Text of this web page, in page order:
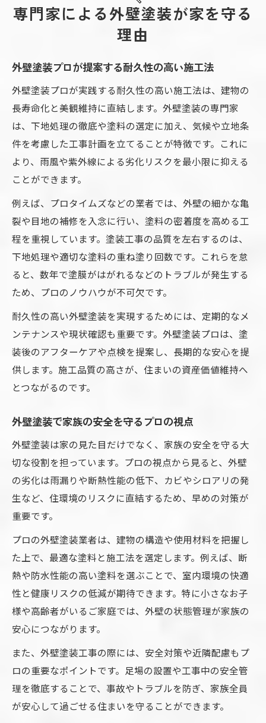
安心を得る外壁塗装プロの選び方
外壁塗装プロ選びで重視すべき信頼の基準
外壁塗装プロの評判や口コミを徹底比較
確認
外壁塗装プロの実績が安心につながる理由
外壁塗装プロの見積もり内容の見極め方
外壁塗装工事で資産価値を維持する方法
外壁塗装プロの施工で資産価値を高く保つ
秘訣
外壁塗装プロが推奨する計画的なメンテナ
ンス
外壁塗装で見た目と耐久性を両立する方法
外壁塗装プロが教える長寿命塗料の選び方
外壁塗装プロによる定期点検の重要性
外壁の劣化対策にプロの技術が役立つ
外壁塗装プロが実践する劣化診断のポイン
ト
外壁塗装で劣化を防ぐプロのメンテナンス
術
外壁塗装のプロ技で雨漏りやひび割れを予
防
外壁塗装プロの知見でトラブルを未然に防
ぐ
外壁塗装プロに依頼時に注意すべき事項
外壁塗装プロの見積もりで失敗しないコツ
外壁塗装のプロと契約前に確認したい内容
外壁塗装プロの工事中の対応で注目したい
点
外壁塗装プロとのトラブル防止のための準
長持ちの秘訣は外壁塗装プロの知見から
外壁塗装プロのアドバイスで長持ちする秘
専門家による外壁塗装が家を守る
理由
外壁塗装プロが提案する耐久性の高い施工法
外壁塗装プロが実践する耐久性の高い施工法は、建物の
長寿命化と美観維持に直結します。外壁塗装の専門家
は、下地処理の徹底や塗料の選定に加え、気候や立地条
件を考慮した工事計画を立てることが特徴です。これに
より、雨風や紫外線による劣化リスクを最小限に抑える
ことができます。
例えば、プロタイムズなどの業者では、外壁の細かな亀
裂や目地の補修を入念に行い、塗料の密着度を高める工
程を重視しています。塗装工事の品質を左右するのは、
下地処理や適切な塗料の重ね塗り回数です。これらを怠
ると、数年で塗膜がはがれるなどのトラブルが発生する
ため、プロのノウハウが不可欠です。
耐久性の高い外壁塗装を実現するためには、定期的なメ
ンテナンスや現状確認も重要です。外壁塗装プロは、塗
装後のアフターケアや点検を提案し、長期的な安心を提
供します。施工品質の高さが、住まいの資産価値維持へ
とつながるのです。
外壁塗装で家族の安全を守るプロの視点
外壁塗装は家の見た目だけでなく、家族の安全を守る大
切な役割を担っています。プロの視点から見ると、外壁
の劣化は雨漏りや断熱性能の低下、カビやシロアリの発
生など、住環境のリスクに直結するため、早めの対策が
重要です。
プロの外壁塗装業者は、建物の構造や使用材料を把握し
た上で、最適な塗料と施工法を選定します。例えば、断
熱や防水性能の高い塗料を選ぶことで、室内環境の快適
性と健康リスクの低減が期待できます。特に小さなお子
様や高齢者がいるご家庭では、外壁の状態管理が家族の
安心につながります。
また、外壁塗装工事の際には、安全対策や近隣配慮もプ
ロの重要なポイントです。足場の設置や工事中の安全管
理を徹底することで、事故やトラブルを防ぎ、家族全員
が安心して過ごせる住まいを守ることができます。